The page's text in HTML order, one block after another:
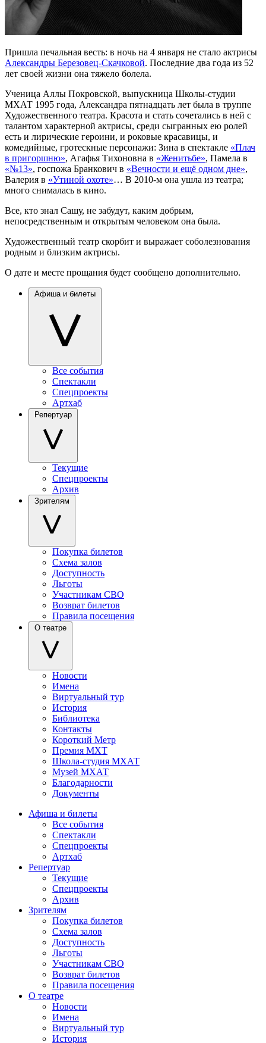
Пришла печальная весть: в ночь на 4 января не стало актрисы
Александры Березовец-Скачковой. Последние два года из 52
лет своей жизни она тяжело болела.
Ученица Аллы Покровской, выпускница Школы-студии
МХАТ 1995 года, Александра пятнадцать лет была в труппе
Художественного театра. Красота и стать сочетались в ней с
талантом характерной актрисы, среди сыгранных ею ролей
есть и лирические героини, и роковые красавицы, и
комедийные, гротескные персонажи: Зина в спектакле «Плач
в пригоршню», Агафья Тихоновна в «Женитьбе», Памела в
«№13», госпожа Бранкович в «Вечности и ещё одном дне»,
Валерия в «Утиной охоте»… В 2010-м она ушла из театра;
много снималась в кино.
Все, кто знал Сашу, не забудут, каким добрым,
непосредственным и открытым человеком она была.
Художественный театр скорбит и выражает соболезнования
родным и близким актрисы.
О дате и месте прощания будет сообщено дополнительно.
Афиша и билеты
Все события
Спектакли
Спецпроекты
Артхаб
Репертуар
Текущие
Спецпроекты
Архив
Зрителям
Покупка билетов
Схема залов
Доступность
Льготы
Участникам СВО
Возврат билетов
Правила посещения
О театре
Новости
Имена
Виртуальный тур
История
Библиотека
Контакты
Короткий Метр
Премия МХТ
Школа-студия МХАТ
Музей МХАТ
Благодарности
Документы
Афиша и билеты
Все события
Спектакли
Спецпроекты
Артхаб
Репертуар
Текущие
Спецпроекты
Архив
Зрителям
Покупка билетов
Схема залов
Доступность
Льготы
Участникам СВО
Возврат билетов
Правила посещения
О театре
Новости
Имена
Виртуальный тур
История